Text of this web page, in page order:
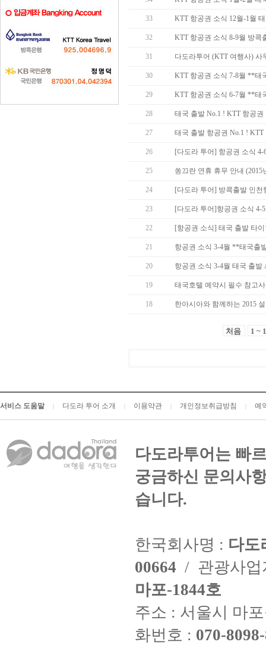
33 KTT 항공권 소식 12월-1월
32 KTT 항공권 소식 8-9월 방콕
31 다도라투어 (KTT 여행사) 사
30 KTT 항공권 소식 7-8월 **
29 KTT 항공권 소식 6-7월 **
28 태국 출발 No.1 ! KTT 항공
27 태국 출발 항공권 No.1 !
26 [다도라 투어] 항공권 소식
25 쏭끄란 연휴 휴무 안내 (2015
24 [다도라 투어] 방콕출발 인
23 [다도라 투어]항공권 소식
22 [항공권 소식] 태국 출발 타
21 항공권 소식 3-4월 **태국출
20 항공권 소식 3-4월 태국 출발
19 태국호텔 예약시 필수 참고
18 한아시아와 함께하는 2015
처음 1 ~
서비스 도움말 다도라 투어 소개 이용약관 개인정보취급방침 예
다도라투어는 빠
궁금하신 문의사
습니다.
한국회사명 : 다도
00664 / 관광사
마포-1844호
주소 : 서울시 마
화번호 : 070-